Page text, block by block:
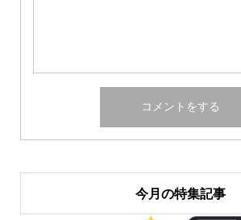
今月の特集記事